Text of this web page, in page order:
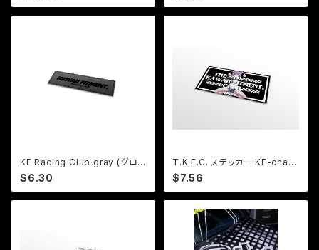
KF Racing Club gray (グロ
ス)
$6.30
T.K.F.C. ステッカー KF-chan
ver.04
$7.56